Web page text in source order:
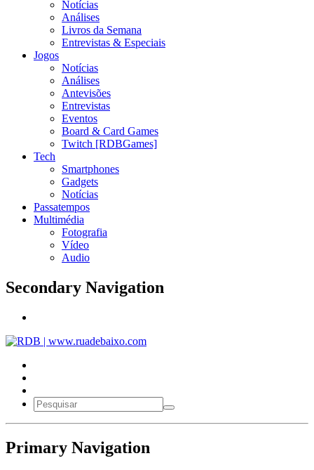
Notícias
Análises
Livros da Semana
Entrevistas & Especiais
Jogos
Notícias
Análises
Antevisões
Entrevistas
Eventos
Board & Card Games
Twitch [RDBGames]
Tech
Smartphones
Gadgets
Notícias
Passatempos
Multimédia
Fotografia
Vídeo
Audio
Secondary Navigation
Primary Navigation